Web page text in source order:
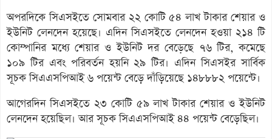
অপরদিকে সিএসইতে সোমবার ২২ কোটি ৫৪ লাখ টাকার শেয়ার ও
ইউনিট লেনদেন হয়েছে। এদিন সিএসইতে লেনদেন হওয়া ২১৪ টি
কোম্পানির মধ্যে শেয়ার ও ইউনিট দর বেড়েছে ৭৬ টির, কমেছে
১০৯ টির এবং পরিবর্তন হয়নি ২৯ টির। এদিন সিএসইর সার্বিক
সূচক সিএএসপিআই ৬ পয়েন্ট বেড়ে দাঁড়িয়েছে ১৪৮৮৮২ পয়েন্টে।
আগেরদিন সিএসইতে ২৩ কোটি ৫৯ লাখ টাকার শেয়ার ও ইউনিট
লেনদেন হয়েছিল। আর সূচক সিএএসপিআই ৪৪ পয়েন্ট বেড়েছিল।